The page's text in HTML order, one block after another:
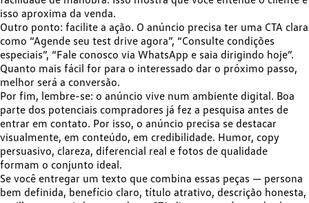
isso aproxima da venda.
Outro ponto: facilite a ação. O anúncio precisa ter uma CTA clara
como “Agende seu test drive agora”, “Consulte condições
especiais”, “Fale conosco via WhatsApp e saia dirigindo hoje”.
Quanto mais fácil for para o interessado dar o próximo passo,
melhor será a conversão.
Por fim, lembre-se: o anúncio vive num ambiente digital. Boa
parte dos potenciais compradores já fez a pesquisa antes de
entrar em contato. Por isso, o anúncio precisa se destacar
visualmente, em conteúdo, em credibilidade. Humor, copy
persuasivo, clareza, diferencial real e fotos de qualidade
formam o conjunto ideal.
Se você entregar um texto que combina essas peças — persona
bem definida, benefício claro, título atrativo, descrição honesta,